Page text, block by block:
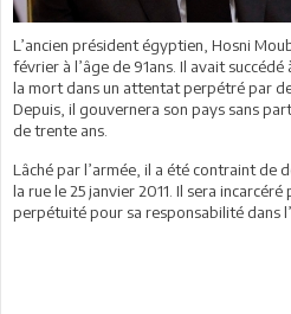
L’ancien président égyptien, Hosni
février à l’âge de 91ans. Il avait
la mort dans un attentat perpétré par
Depuis, il gouvernera son pays sans
de trente ans.
Lâché par l’armée, il a été contraint de
la rue le 25 janvier 2011. Il sera
perpétuité pour sa responsabilité dans